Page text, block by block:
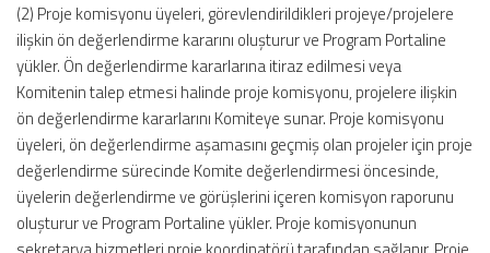
(2) Proje komisyonu üyeleri, görevlendirildikleri projeye/projelere
ilişkin ön değerlendirme kararını oluşturur ve Program Portaline
yükler. Ön değerlendirme kararlarına itiraz edilmesi veya
Komitenin talep etmesi halinde proje komisyonu, projelere ilişkin
ön değerlendirme kararlarını Komiteye sunar. Proje komisyonu
üyeleri, ön değerlendirme aşamasını geçmiş olan projeler için proje
değerlendirme sürecinde Komite değerlendirmesi öncesinde,
üyelerin değerlendirme ve görüşlerini içeren komisyon raporunu
oluşturur ve Program Portaline yükler. Proje komisyonunun